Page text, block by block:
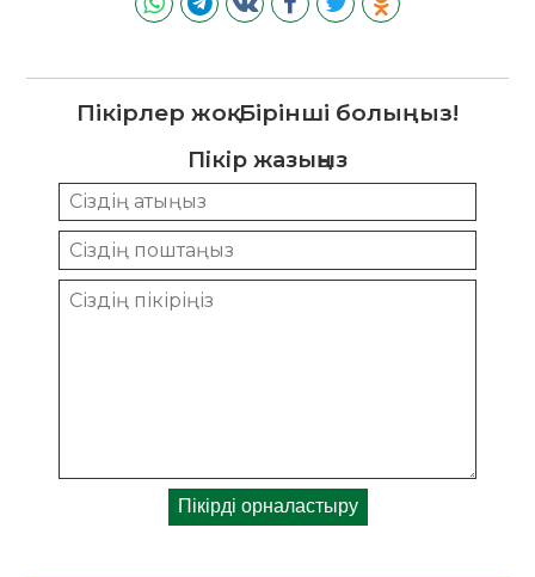
Пікірлер жоқ. Бірінші болыңыз!
Пікір жазыңыз